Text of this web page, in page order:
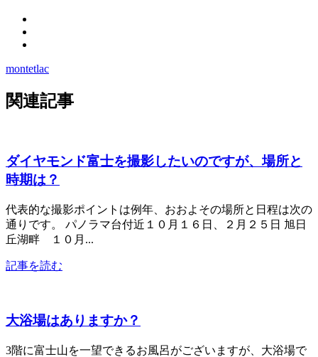
montetlac
関連記事
ダイヤモンド富士を撮影したいのですが、場所と
時期は？
代表的な撮影ポイントは例年、おおよその場所と日程は次の
通りです。 パノラマ台付近１０月１６日、２月２５日 旭日
丘湖畔 １０月...
記事を読む
大浴場はありますか？
3階に富士山を一望できるお風呂がございますが、大浴場で